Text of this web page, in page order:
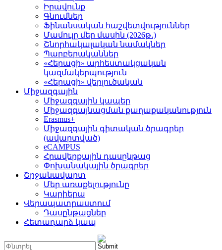
Իրավունք
Գնումներ
Ֆինանսական հաշվետվություններ
Մամուլը մեր մասին (2026թ․)
Շնորհակալական նամակներ
Պարբերականներ
«Հերացի» արհեստակցական
կազմակերպություն
«Հերացի» վերլուծական
Միջազգային
Միջազգային կապեր
Միջազգայնացման քաղաքականություն
Erasmus+
Միջազգային գիտական ծրագրեր
(ավարտված)
eCAMPUS
Հրավերքային դասընթաց
Փոխանակային ծրագրեր
Շրջանավարտ
Մեր առաքելությունը
Կարիերա
Վերապատրաստում
Դասընթացներ
Հետադարձ կապ